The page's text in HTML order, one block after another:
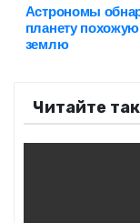
Н
а
в
и
Астрономы
планету
землю
Читайте